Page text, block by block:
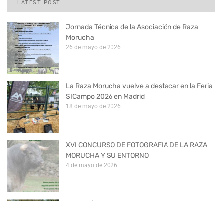
LATEST POST
Jornada Técnica de la Asociación de Raza
Morucha
26 de mayo de 2026
La Raza Morucha vuelve a destacar en la Feria
SICampo 2026 en Madrid
18 de mayo de 2026
XVI CONCURSO DE FOTOGRAFIA DE LA RAZA
MORUCHA Y SU ENTORNO
4 de mayo de 2026